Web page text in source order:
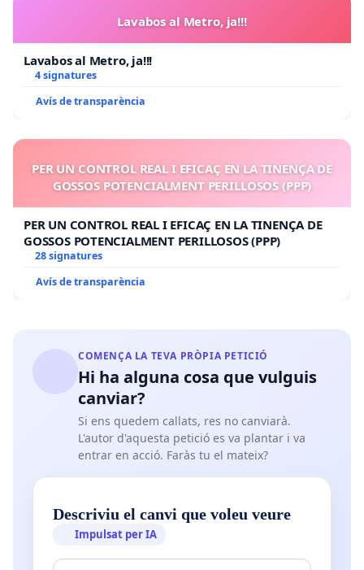
Lavabos al Metro, ja!!!
Lavabos al Metro, ja!!!
4 signatures
Avís de transparència
PER UN CONTROL REAL I EFICAÇ EN LA TINENÇA DE
GOSSOS POTENCIALMENT PERILLOSOS (PPP)
PER UN CONTROL REAL I EFICAÇ EN LA TINENÇA DE
GOSSOS POTENCIALMENT PERILLOSOS (PPP)
28 signatures
Avís de transparència
COMENÇA LA TEVA PRÒPIA PETICIÓ
Hi ha alguna cosa que vulguis
canviar?
Si ens quedem callats, res no canviarà.
L'autor d'aquesta petició es va plantar i va
entrar en acció. Faràs tu el mateix?
Descriviu el canvi que voleu veure
Impulsat per IA